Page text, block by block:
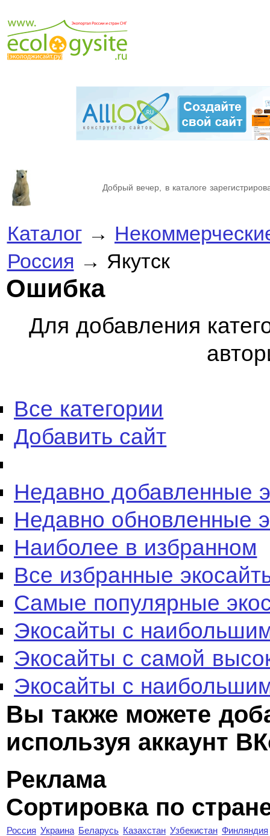
Добрый вечер, в каталоге
Каталог→
Россия → Якутск
Ошибка
Для добавления
Все категории
Добавить сайт
Недавно добавленные
Недавно обновленные
Наиболее в избранном
Все избранные
Самые популярные
Экосайты с
Экосайты с самой
Экосайты с
Вы также можете
используя аккаунт
Реклама
Сортировка по
Россия Украина Беларусь Казахстан Узбекистан Финляндия